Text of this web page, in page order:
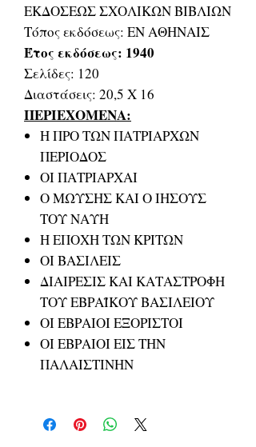
ΕΚΔΟΣΕΩΣ ΣΧΟΛΙΚΩΝ ΒΙΒΛΙΩΝ
Τόπος εκδόσεως: ΕΝ ΑΘΗΝΑΙΣ
Έτος εκδόσεως: 1940
Σελίδες: 120
Διαστάσεις: 20,5 Χ 16
ΠΕΡΙΕΧΟΜΕΝΑ:
Η ΠΡΟ ΤΩΝ ΠΑΤΡΙΑΡΧΩΝ
ΠΕΡΙΟΔΟΣ
ΟΙ ΠΑΤΡΙΑΡΧΑΙ
Ο ΜΩΥΣΗΣ ΚΑΙ Ο ΙΗΣΟΥΣ
ΤΟΥ ΝΑΥΗ
Η ΕΠΟΧΗ ΤΩΝ ΚΡΙΤΩΝ
ΟΙ ΒΑΣΙΛΕΙΣ
ΔΙΑΙΡΕΣΙΣ ΚΑΙ ΚΑΤΑΣΤΡΟΦΗ
ΤΟΥ ΕΒΡΑΪΚΟΥ ΒΑΣΙΛΕΙΟΥ
ΟΙ ΕΒΡΑΙΟΙ ΕΞΟΡΙΣΤΟΙ
ΟΙ ΕΒΡΑΙΟΙ ΕΙΣ ΤΗΝ
ΠΑΛΑΙΣΤΙΝΗΝ